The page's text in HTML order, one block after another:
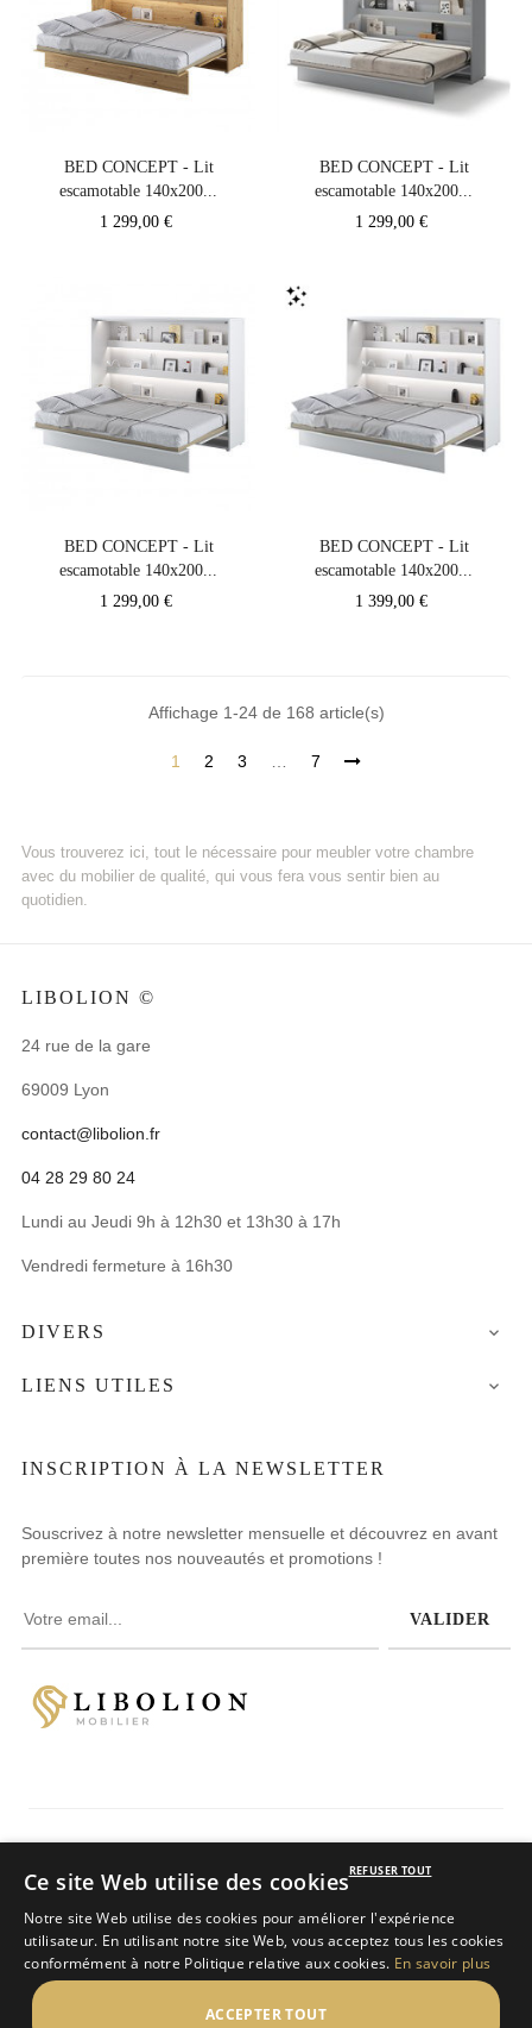
BED CONCEPT - Lit
escamotable 140x200...
Prix
1 299,00 €
BED CONCEPT - Lit
escamotable 140x200...
Prix
1 299,00 €
BED CONCEPT - Lit
escamotable 140x200...
Prix
1 299,00 €
BED CONCEPT - Lit
escamotable 140x200...
Prix
1 399,00 €
Affichage 1-24 de 168 article(s)
1 2 3 7
Vous trouverez ici, tout le nécessaire pour meubler votre chambre
avec du mobilier de qualité, qui vous fera vous sentir bien au
quotidien.
LIBOLION ©
24 rue de la gare
69009 Lyon
contact@libolion.fr
04 28 29 80 24
Lundi au Jeudi 9h à 12h30 et 13h30 à 17h
Vendredi fermeture à 16h30
DIVERS 
LIENS UTILES 
INSCRIPTION À LA NEWSLETTER
Souscrivez à notre newsletter mensuelle et découvrez en avant
première toutes nos nouveautés et promotions !
VALIDER
4.8/5 sur 234 avis
Copyright © 2025LIBOLIONtous droits réservés.
Ce site Web utilise des cookies
Notre site Web utilise des cookies pour améliorer l'expérience
utilisateur. En utilisant notre site Web, vous acceptez tous les cookies
conformément à notre Politique relative aux cookies. En savoir plus
ACCEPTER TOUT
REFUSER TOUT